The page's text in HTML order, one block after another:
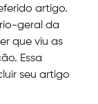
artigo.
geral da
que viu as
Essa
seu artigo